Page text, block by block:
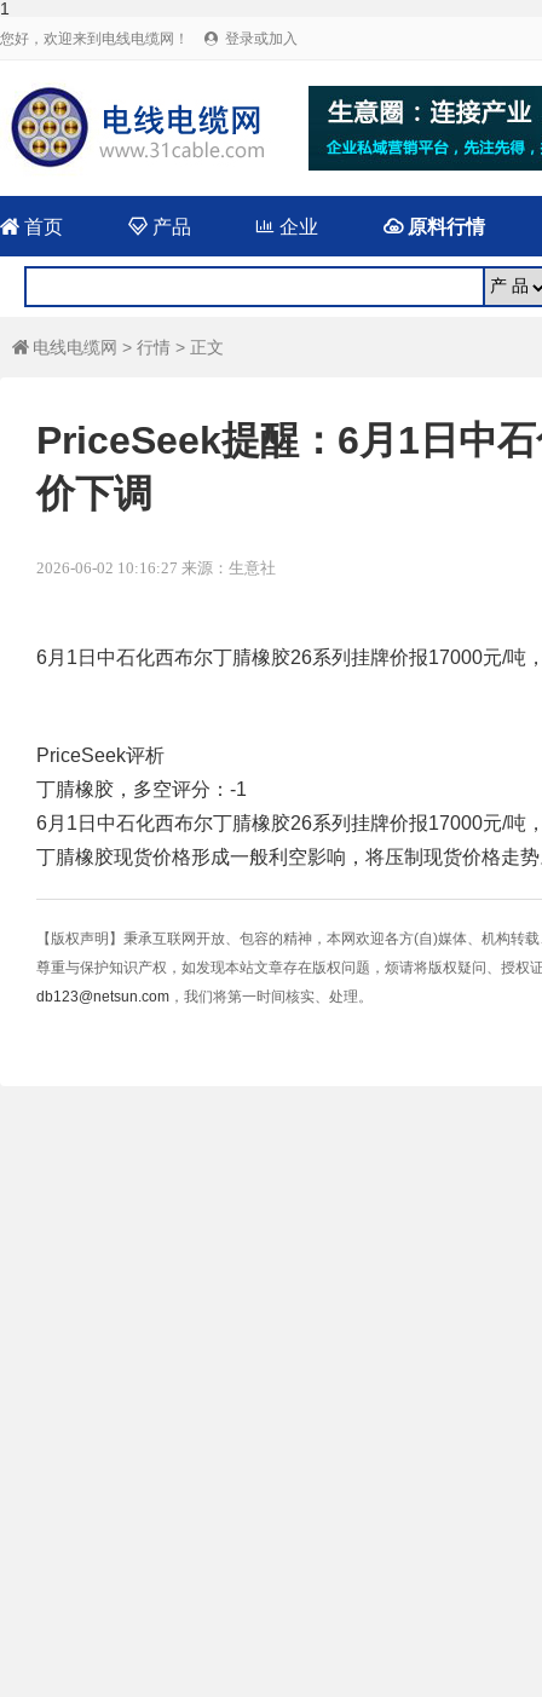
1
您好，欢迎来到电线电缆网！  登录或加入
 首页 产品  企业 原料行情
 电线电缆网 > 行情 > 正文
PriceSeek提醒：6月1日中
价下调
2026-06-02 10:16:27 来源：生意社
6月1日中石化西布尔丁腈橡胶26系列挂牌价报17000元/吨
PriceSeek评析
丁腈橡胶，多空评分：-1
6月1日中石化西布尔丁腈橡胶26系列挂牌价报17000元/吨
丁腈橡胶现货价格形成一般利空影响，将压制现货价格走
【版权声明】秉承互联网开放、包容的精神，本网欢迎各方(自)媒体、机构转
尊重与保护知识产权，如发现本站文章存在版权问题，烦请将版权疑问、授权
db123@netsun.com ，我们将第一时间核实、处理。